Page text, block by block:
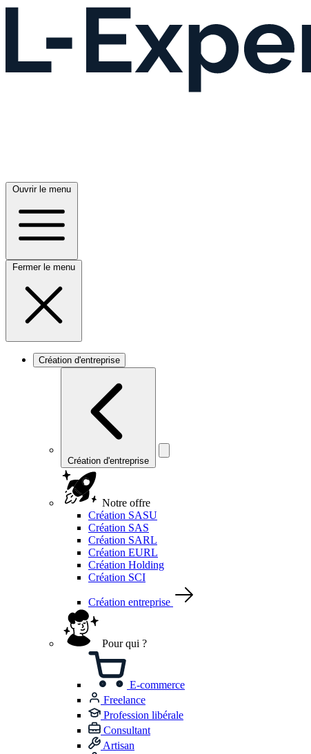
Ouvrir le menu
Fermer le menu
Création d'entreprise
Création d'entreprise
Notre offre
Création SASU
Création SAS
Création SARL
Création EURL
Création Holding
Création SCI
Création entreprise
Pour qui ?
E-commerce
Freelance
Profession libérale
Consultant
Artisan